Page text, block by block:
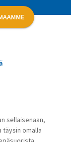
sellaisenaan,
täysin omalla